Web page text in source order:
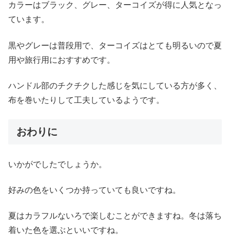
カラーはブラック、グレー、ターコイズが得に人気となっ
ています。
黒やグレーは普段用で、ターコイズはとても明るいので夏
用や旅行用におすすめです。
ハンドル部のチクチクした感じを気にしている方が多く、
布を巻いたりして工夫しているようです。
おわりに
いかがでしたでしょうか。
好みの色をいくつか持っていても良いですね。
夏はカラフルないろで楽しむことができますね。冬は落ち
着いた色を選ぶといいですね。